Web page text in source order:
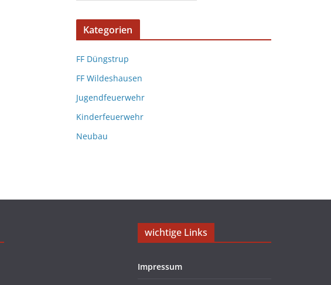
Kategorien
FF Düngstrup
FF Wildeshausen
Jugendfeuerwehr
Kinderfeuerwehr
Neubau
wichtige Links
Impressum